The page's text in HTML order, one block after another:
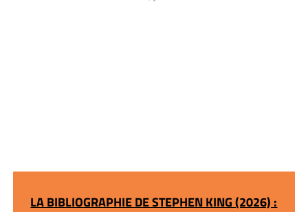
LA BIBLIOGRAPHIE DE STEPHEN KING (2026) :